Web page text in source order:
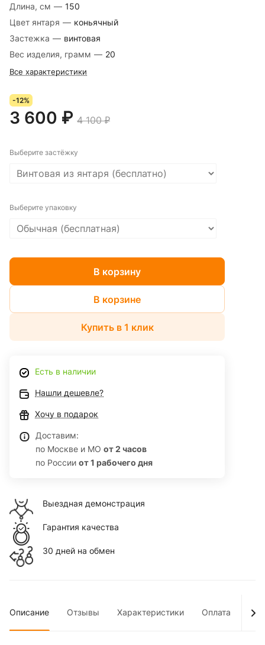
Длина, см — 150
Цвет янтаря — коньячный
Застежка — винтовая
Вес изделия, грамм — 20
Все характеристики
-12%
3 600 ₽ 4 100 ₽
Выберите застёжку
Выберите упаковку
В корзину
В корзине
Купить в 1 клик
Есть в наличии
Нашли дешевле?
Хочу в подарок
Доставим:
по Москве и МО от 2 часов
по России от 1 рабочего дня
Выездная демонстрация
Гарантия качества
30 дней на обмен
Описание Отзывы Характеристики Оплата